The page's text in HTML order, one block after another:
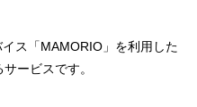
ス「MAMORIO」を利用した
ービスです。